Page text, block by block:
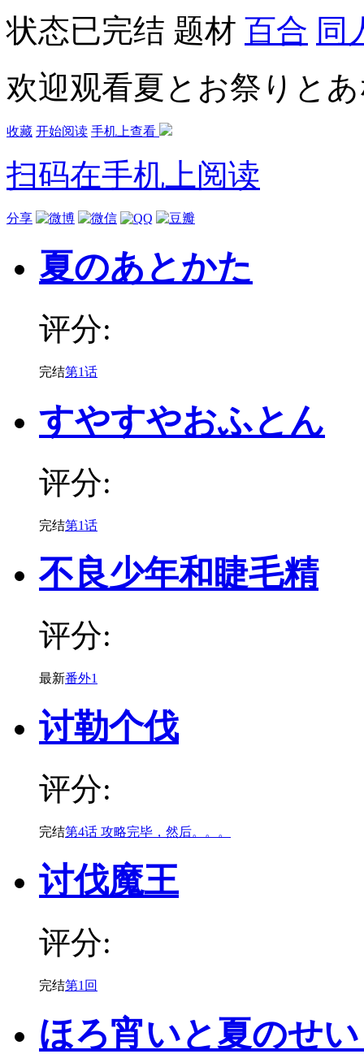
状态已完结 题材 百合 同
欢迎观看夏とお祭りと
收藏 开始阅读 手机上查看
扫码在手机上阅读
分享
夏のあとかた
评分:
完结第1话
すやすやおふとん
评分:
完结第1话
不良少年和睫毛精
评分:
最新番外1
讨勒个伐
评分:
完结第4话 攻略完毕，然后。。。
讨伐魔王
评分:
完结第1回
ほろ宵いと夏のせい